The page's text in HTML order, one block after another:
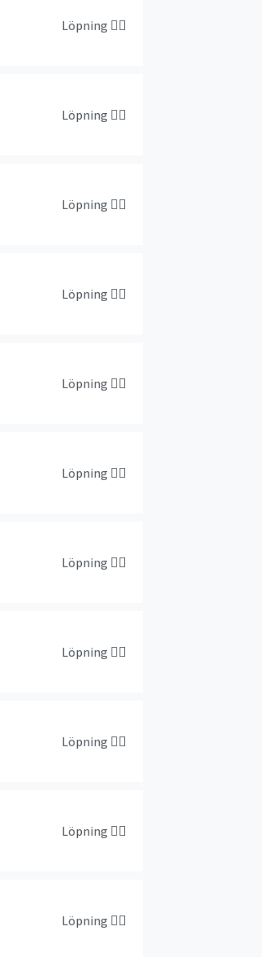
Löpning 🏃‍♀️
Löpning 🏃‍♀️
Löpning 🏃‍♀️
Löpning 🏃‍♀️
Löpning 🏃‍♀️
Löpning 🏃‍♀️
Löpning 🏃‍♀️
Löpning 🏃‍♀️
Löpning 🏃‍♀️
Löpning 🏃‍♀️
Löpning 🏃‍♀️